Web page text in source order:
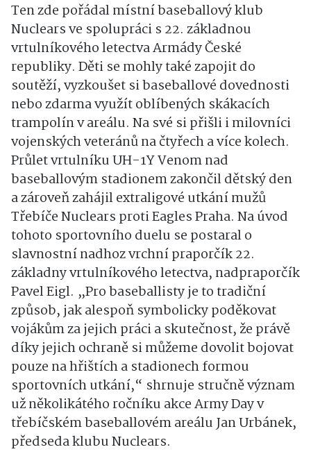
Ten zde pořádal místní baseballový klub
Nuclears ve spolupráci s 22. základnou
vrtulníkového letectva Armády České
republiky. Děti se mohly také zapojit do
soutěží, vyzkoušet si baseballové dovednosti
nebo zdarma využít oblíbených skákacích
trampolín v areálu. Na své si přišli i milovníci
vojenských veteránů na čtyřech a více kolech.
Průlet vrtulníku UH-1Y Venom nad
baseballovým stadionem zakončil dětský den
a zároveň zahájil extraligové utkání mužů
Třebíče Nuclears proti Eagles Praha. Na úvod
tohoto sportovního duelu se postaral o
slavnostní nadhoz vrchní praporčík 22.
základny vrtulníkového letectva, nadpraporčík
Pavel Eigl. „Pro baseballisty je to tradiční
způsob, jak alespoň symbolicky poděkovat
vojákům za jejich práci a skutečnost, že právě
díky jejich ochraně si můžeme dovolit bojovat
pouze na hřištích a stadionech formou
sportovních utkání,“ shrnuje stručně význam
už několikátého ročníku akce Army Day v
třebíčském baseballovém areálu Jan Urbánek,
předseda klubu Nuclears.